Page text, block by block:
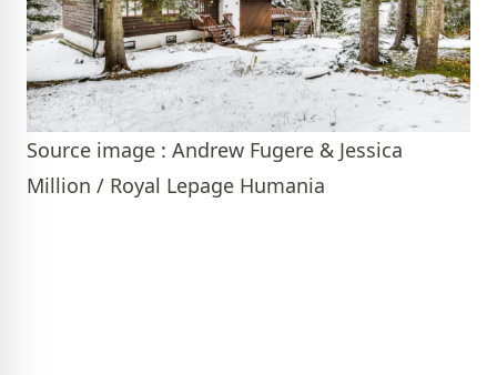
Source image : Andrew Fugere & Jessica
Million / Royal Lepage Humania